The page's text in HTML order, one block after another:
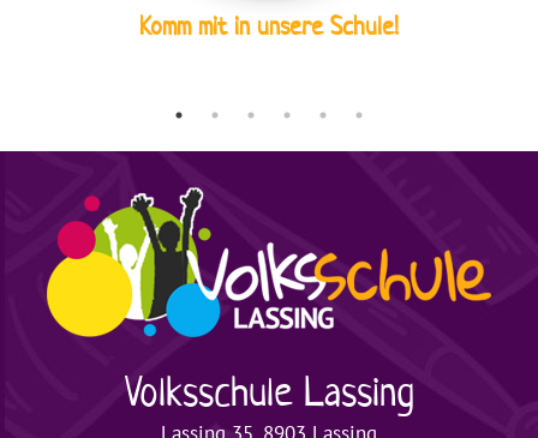
Komm mit in unsere Schule!
VolksschuleLassing